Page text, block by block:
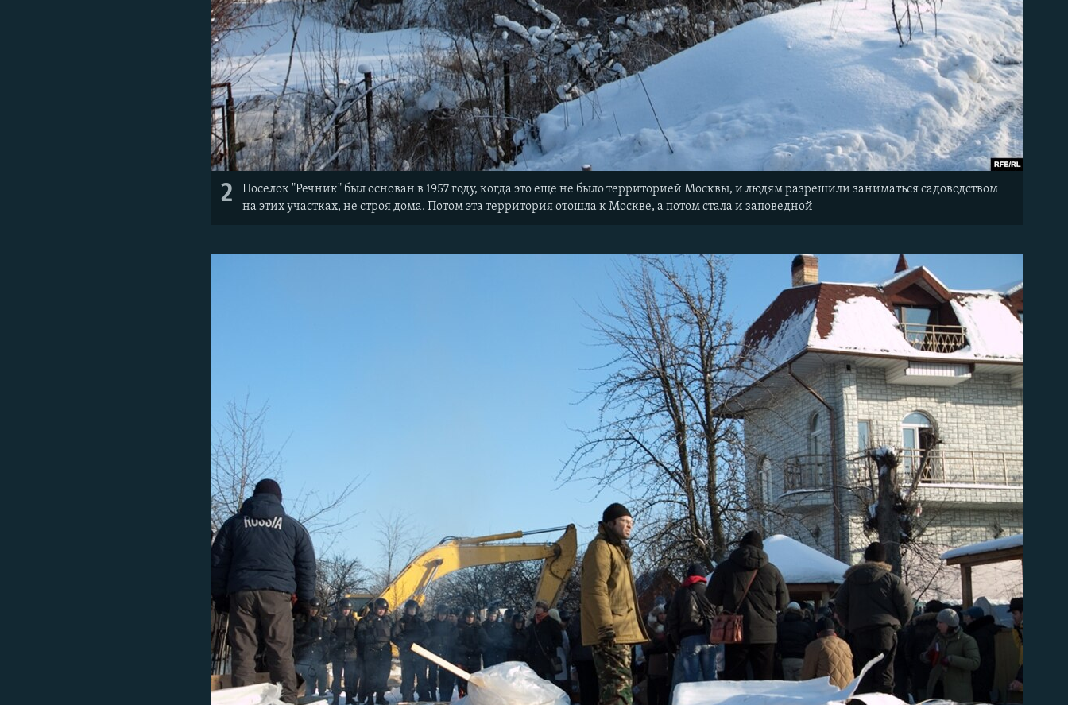
2
Поселок "Речник" был основан в 1957 году, когда это еще не было территорией Москвы, и людям разрешили заниматься садоводством
на этих участках, не строя дома. Потом эта территория отошла к Москве, а потом стала и заповедной